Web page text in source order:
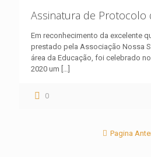
Assinatura de Protocolo
Em reconhecimento da excelente
prestado pela Associação Nossa
área da Educação, foi celebrado
2020 um […]
0
Pagina